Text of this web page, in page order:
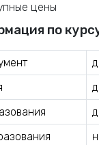
цены
по